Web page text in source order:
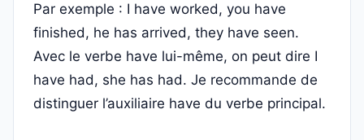
Par exemple : I have worked, you have
finished, he has arrived, they have seen.
Avec le verbe have lui-même, on peut dire I
have had, she has had. Je recommande de
distinguer l’auxiliaire have du verbe principal.